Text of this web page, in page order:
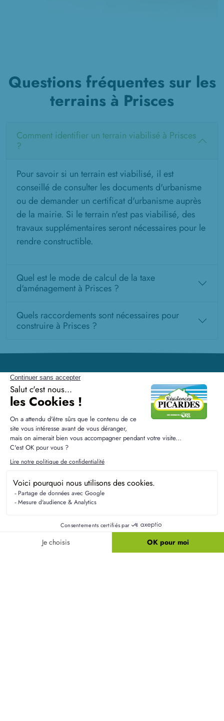
Questions fréquentes sur les
terrains à Prisces
Comment identifier un terrain viabilisé à Prisces
?
Pour savoir si un terrain est viabilisé, il est
conseillé de consulter les documents d'urbanisme
ou de demander un certificat d'urbanisme auprès
de la mairie. Si le terrain n'est pas viabilisé, des
travaux supplémentaires seront nécessaires pour le
rendre constructible.
Quel est le mode de calcul de la taxe
d'aménagement à Prisces ?
Quels raccordements sont nécessaires pour
construire à Prisces ?
Résidences Picardes est le 1er constructeur régional de
Liens utiles
Nos terrains
Nos maisons + terrains